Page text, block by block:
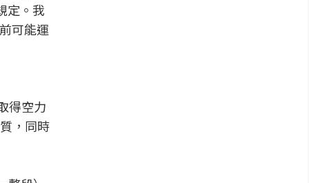
定。我
可能運
得空力
，同時